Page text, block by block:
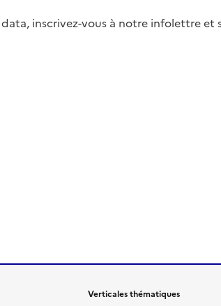
inscrivez-vous à notre infolettre et
Verticales thématiques